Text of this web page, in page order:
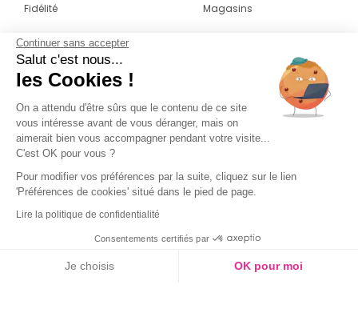
Fidélité
Magasins
CONTACT
04 42 20 78 42
Du lundi au jeudi de 8h30 à 16h30 & le
vendredi de 8h30 à 15h30
Continuer sans accepter
Salut c'est nous...
les Cookies !
On a attendu d'être sûrs que le contenu de ce site
vous intéresse avant de vous déranger, mais on
aimerait bien vous accompagner pendant votre visite...
C'est OK pour vous ?
Pour modifier vos préférences par la suite, cliquez sur le lien
'Préférences de cookies' situé dans le pied de page.
Lire la politique de confidentialité
Consentements certifiés par
Je choisis OK pour moi